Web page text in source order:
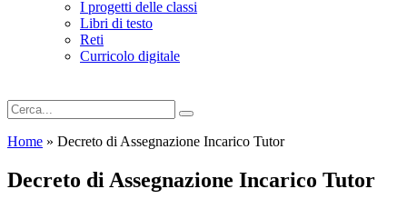
I progetti delle classi
Libri di testo
Reti
Curricolo digitale
Home » Decreto di Assegnazione Incarico Tutor
Decreto di Assegnazione Incarico Tutor